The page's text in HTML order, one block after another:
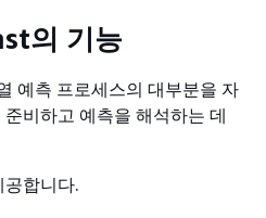
의 기능
예측 프로세스의 대부분을 자
비하고 예측을 해석하는 데
합니다.